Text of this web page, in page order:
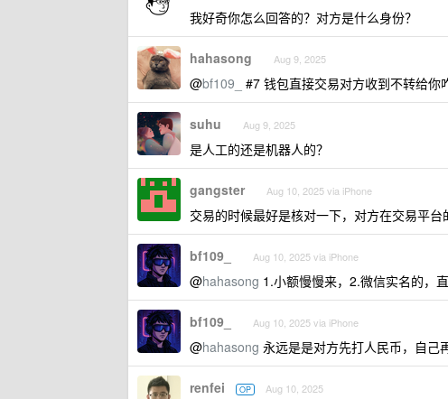
我好奇你怎么回答的？对方是什么身份？
hahasong Aug 9, 2025
@bf109_ #7 钱包直接交易对方收到不转给你
suhu Aug 9, 2025
是人工的还是机器人的？
gangster Aug 10, 2025 via iPhone
交易的时候最好是核对一下，对方在交易平
bf109_ Aug 10, 2025 via iPhone
@hahasong 1.小额慢慢来，2.微信实名的，
bf109_ Aug 10, 2025 via iPhone
@hahasong 永远是是对方先打人民币，自己
renfei OP Aug 10, 2025